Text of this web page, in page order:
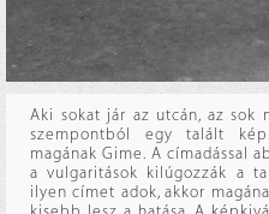
Aki sokat jár az utcán, az sok
szempontból egy talált
magának Gime. A címadással
a vulgaritások kilúgozzák a
ilyen címet adok, akkor